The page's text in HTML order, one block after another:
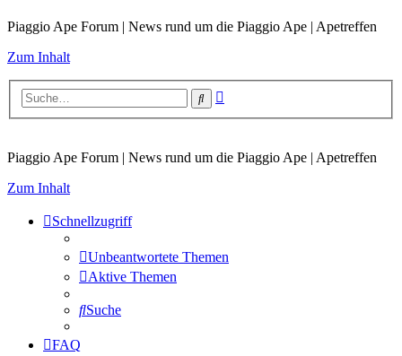
Piaggio Ape Forum | News rund um die Piaggio Ape | Apetreffen
Zum Inhalt
Suche
Piaggio Ape Forum | News rund um die Piaggio Ape | Apetreffen
Zum Inhalt
Schnellzugriff
Unbeantwortete Themen
Aktive Themen
Suche
FAQ